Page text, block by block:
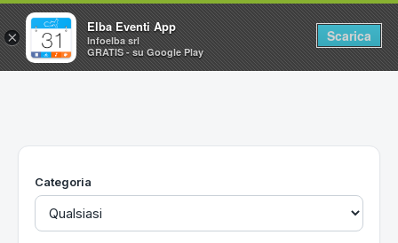
Home
Utilità
Categoria
×
Elba Eventi App
Infoelba srl
GRATIS - su Google Play
Scarica